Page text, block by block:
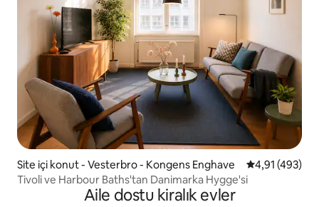
Site içi konut - Vesterbro - Kongens Enghave 5 üzerinden
4,91 (493)
Tivoli ve Harbour Baths'tan Danimarka Hygge'si
Aile dostu kiralık evler